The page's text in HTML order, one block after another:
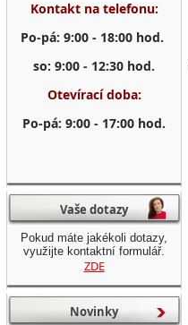
Kontakt na telefonu:
Po-pá: 9:00 - 18:00 hod.
so: 9:00 - 12:30 hod.
Otevírací doba:
Po-pá: 9:00 - 17:00 hod.
Vaše dotazy
Pokud máte jakékoli dotazy,
využijte kontaktní formulář.
ZDE
Novinky